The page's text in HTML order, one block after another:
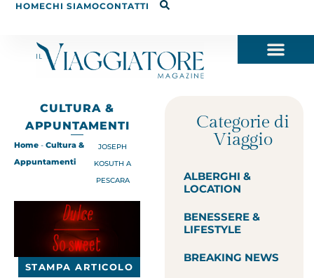
HOMECHI SIAMOCONTATTI
CULTURA &
APPUNTAMENTI
Home - Cultura &
Appuntamenti
JOSEPH
KOSUTH A
PESCARA
STAMPA ARTICOLO
Categorie di
Viaggio
ALBERGHI &
LOCATION
BENESSERE &
LIFESTYLE
BREAKING NEWS